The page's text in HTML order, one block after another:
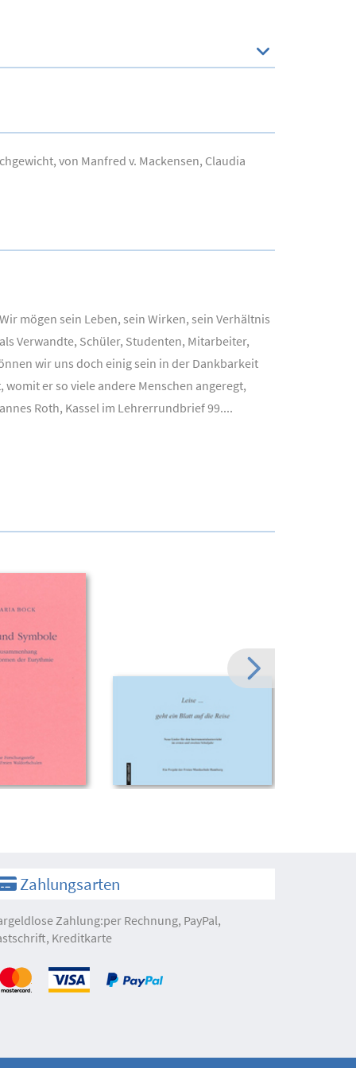
von Manfred v. Mackensen, Claudia
mögen sein Leben, sein Wirken, sein Verhältnis
Verwandte, Schüler, Studenten, Mitarbeiter,
wir uns doch einig sein in der Dankbarkeit
er so viele andere Menschen angeregt,
Roth, Kassel im Lehrerrundbrief 99....
Zahlungsarten
Zahlung:per Rechnung, PayPal,
Kreditkarte